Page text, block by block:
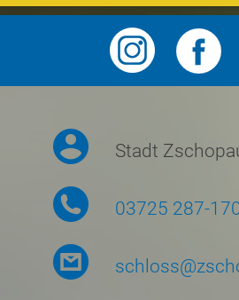
Symbolmenü
Stadt
03725 287-